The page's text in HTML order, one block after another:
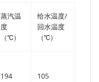
蒸汽温
度
（℃）
给水温度/
回水温度
（℃）
194 105